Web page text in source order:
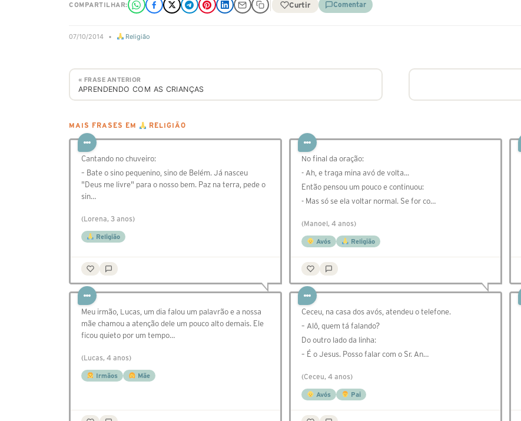
COMPARTILHAR: Curtir Comentar
07/10/2014 • Religião
« FRASE ANTERIOR
APRENDENDO COM AS CRIANÇAS
MAIS FRASES EM RELIGIÃO
Cantando no chuveiro:
– Bate o sino pequenino, sino de Belém. Já nasceu
"Deus me livre" para o nosso bem. Paz na terra, pede o
sin…
(Lorena, 3 anos)
Religião
No final da oração:
- Ah, e traga mina avó de volta...
Então pensou um pouco e continuou:
- Mas só se ela voltar normal. Se for co…
(Manoel, 4 anos)
Avós Religião
Meu irmão, Lucas, um dia falou um palavrão e a nossa
mãe chamou a atenção dele um pouco alto demais. Ele
ficou quieto por um tempo…
(Lucas, 4 anos)
Irmãos Mãe
Ceceu, na casa dos avós, atendeu o telefone.
– Alô, quem tá falando?
Do outro lado da linha:
– É o Jesus. Posso falar com o Sr. An…
(Ceceu, 4 anos)
Avós Pai